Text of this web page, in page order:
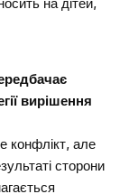
на дітей,
вирішення
конфлікт, але
сторони